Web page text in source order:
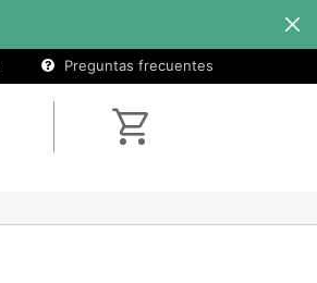
Preguntas frecuentes